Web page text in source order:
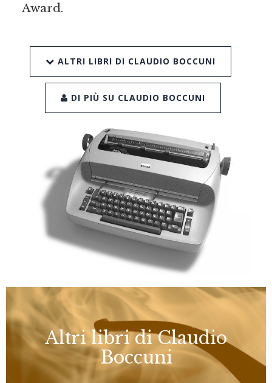
Award.
ALTRI LIBRI DI CLAUDIO BOCCUNI
DI PIÙ SU CLAUDIO BOCCUNI
Altri libri di Claudio
Boccuni